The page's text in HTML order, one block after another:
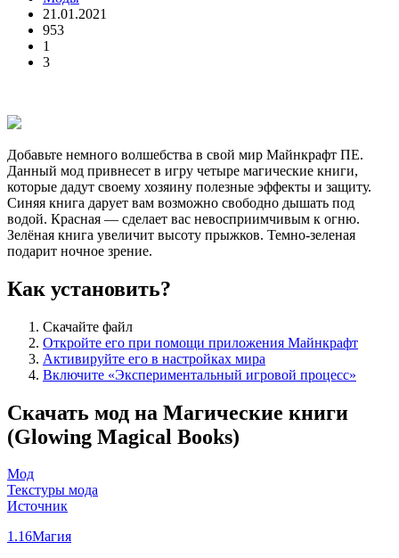
21.01.2021
953
1
3
Добавьте немного волшебства в свой мир Майнкрафт ПЕ.
Данный мод привнесет в игру четыре магические книги,
которые дадут своему хозяину полезные эффекты и защиту.
Синяя книга дарует вам возможно свободно дышать под
водой. Красная — сделает вас невосприимчивым к огню.
Зелёная книга увеличит высоту прыжков. Темно-зеленая
подарит ночное зрение.
Как установить?
Скачайте файл
Откройте его при помощи приложения Майнкрафт
Активируйте его в настройках мира
Включите «Экспериментальный игровой процесс»
Скачать мод на Магические книги
(Glowing Magical Books)
Мод
Текстуры мода
Источник
1.16Магия